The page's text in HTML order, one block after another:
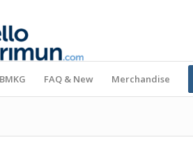
BMKG FAQ & New Merchandise